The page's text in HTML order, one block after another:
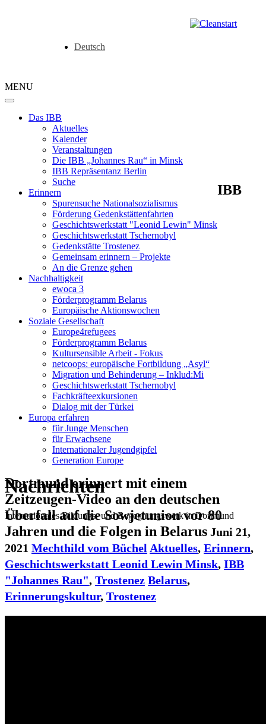
Deutsch
MENU
Das IBB
Aktuelles
Kalender
Veranstaltungen
Die IBB „Johannes Rau“ in Minsk
IBB Repräsentanz Berlin
Suche
Erinnern
Spurensuche Nationalsozialismus
Förderung Gedenkstättenfahrten
Geschichtswerkstatt "Leonid Lewin" Minsk
Geschichtswerkstatt Tschernobyl
Gedenkstätte Trostenez
Gemeinsam erinnern – Projekte
An die Grenze gehen
Nachhaltigkeit
ewoca 3
Förderprogramm Belarus
Europäische Aktionswochen
Soziale Gesellschaft
Europe4refugees
Förderprogramm Belarus
Kultursensible Arbeit - Fokus
netcoops: europäische Fortbildung „Asyl“
Migration und Behinderung – Inklud:Mi
Geschichtswerkstatt Tschernobyl
Fachkräfteexkursionen
Dialog mit der Türkei
Europa erfahren
für Junge Menschen
für Erwachsene
Internationaler Jugendgipfel
Generation Europe
Nachrichten
Internationales Bildungs- und Begegnungswerk in Dortmund
IBB
Dortmund erinnert mit einem
Zeitzeugen-Video an den deutschen
Überfall auf die Sowjetunion vor 80
Jahren und die Folgen in Belarus Juni 21,
2021 Mechthild vom BüchelAktuelles, Erinnern,
Geschichtswerkstatt Leonid Lewin Minsk, IBB
"Johannes Rau", Trostenez Belarus,
Erinnerungskultur, Trostenez